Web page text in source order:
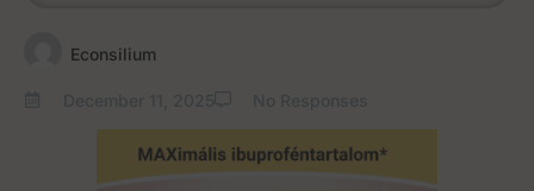
Econsilium